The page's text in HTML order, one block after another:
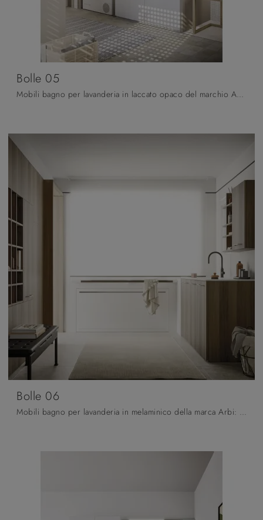
Bolle 05
Mobili bagno per lavanderia in laccato opaco del marchio Arbi: clicca e scopri l'arredo bagno moderno Bolle 05 per il tuo bagno.
Bolle 06
Mobili bagno per lavanderia in melaminico della marca Arbi: clicca e scopri l'arredo bagno moderno Bolle 06 per il bagno di casa.